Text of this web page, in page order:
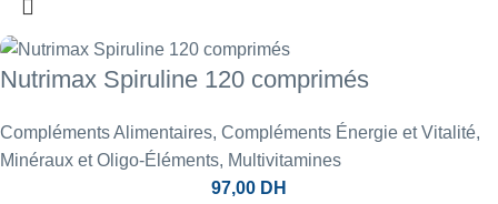
Nutrimax Spiruline 120 comprimés
Compléments Alimentaires, Compléments Énergie et Vitalité,
Minéraux et Oligo-Éléments, Multivitamines
97,00 DH